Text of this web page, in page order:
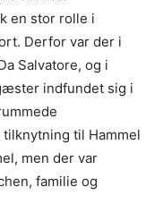
en stor rolle i
Derfor var der i
Salvatore, og i
indfundet sig i
til Hammel
men der var
familie og